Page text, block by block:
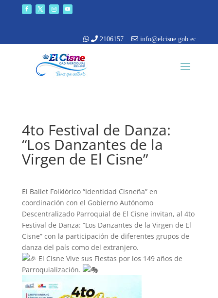
2106157 info@elcisne.gob.ec
4to Festival de Danza:
“Los Danzantes de la
Virgen de El Cisne”
El Ballet Folklórico “Identidad Cisneña” en
coordinación con el Gobierno Autónomo
Descentralizado Parroquial de El Cisne invitan, al 4to
Festival de Danza: “Los Danzantes de la Virgen de El
Cisne” con la participación de diferentes grupos de
danza del país como del extranjero.
El Cisne Vive sus Fiestas por los 149 años de
Parroquialización.